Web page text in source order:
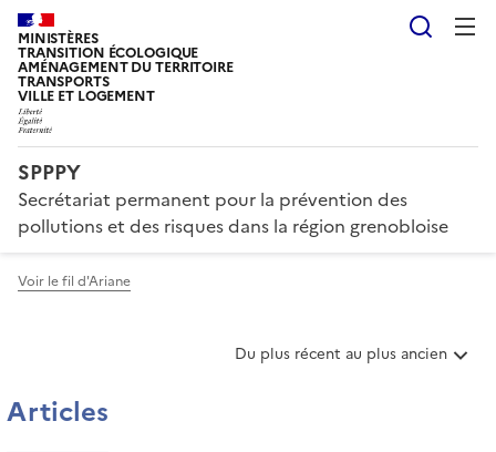
MINISTÈRES
TRANSITION ÉCOLOGIQUE
AMÉNAGEMENT DU TERRITOIRE
TRANSPORTS
VILLE ET LOGEMENT
SPPPY
Secrétariat permanent pour la prévention des
pollutions et des risques dans la région grenobloise
Voir le fil d'Ariane
T
Du plus récent au plus ancien
Articles